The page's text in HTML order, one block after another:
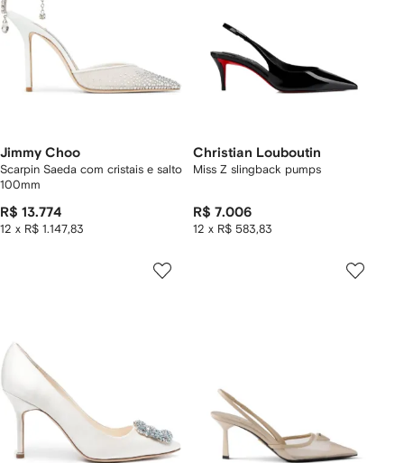
Jimmy Choo
Scarpin Saeda com cristais e salto
100mm
R$ 13.774
12 x R$ 1.147,83
Christian Louboutin
Miss Z slingback pumps
R$ 7.006
12 x R$ 583,83